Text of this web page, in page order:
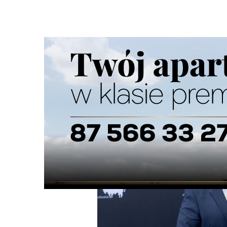
Ścieżka
nawigacyjna
Strona główna
Z ŻYCIA MIASTA 13/08/2025/ 5 Komentarzy
Suwałki uporządkują zdegradowany